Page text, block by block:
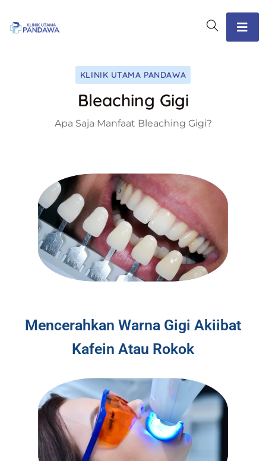
KLINIK UTAMA PANDAWA
Bleaching Gigi
Apa Saja Manfaat Bleaching Gigi?
Mencerahkan Warna Gigi Akiibat
Kafein Atau Rokok